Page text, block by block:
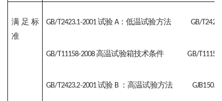
满足标
准
GB/T2423.1-2001 试验 A：低温试验方法 GB/
GB/T11158-2008 高温试验箱技术条件 GB/
GB/T2423.2-2001 试验 B ：高温试验方法